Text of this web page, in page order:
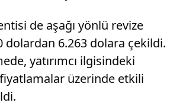
de aşağı yönlü revize
dolardan 6.263 dolara çekildi.
yatırımcı ilgisindeki
fiyatlamalar üzerinde etkili